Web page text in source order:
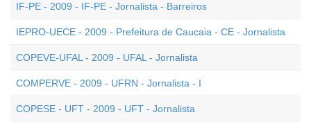
IF-PE - 2009 - IF-PE - Jornalista - Barreiros
IEPRO-UECE - 2009 - Prefeitura de Caucaia - CE - Jornalista
COPEVE-UFAL - 2009 - UFAL - Jornalista
COMPERVE - 2009 - UFRN - Jornalista - I
COPESE - UFT - 2009 - UFT - Jornalista